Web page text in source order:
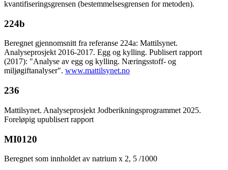
kvantifiseringsgrensen (bestemmelsesgrensen for metoden).
224b
Beregnet gjennomsnitt fra referanse 224a: Mattilsynet.
Analyseprosjekt 2016-2017. Egg og kylling. Publisert rapport
(2017): "Analyse av egg og kylling. Næringsstoff- og
miljøgiftanalyser". www.mattilsynet.no
236
Mattilsynet. Analyseprosjekt Jodberikningsprogrammet 2025.
Foreløpig upublisert rapport
MI0120
Beregnet som innholdet av natrium x 2, 5 /1000